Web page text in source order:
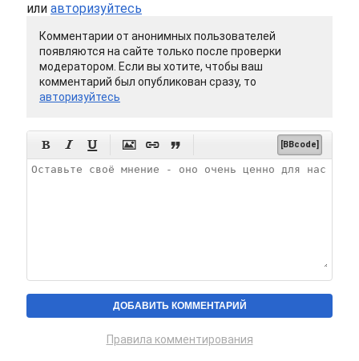
или авторизуйтесь
Комментарии от анонимных пользователей
появляются на сайте только после проверки
модератором. Если вы хотите, чтобы ваш
комментарий был опубликован сразу, то
авторизуйтесь
      [BBcode]
Правила комментирования